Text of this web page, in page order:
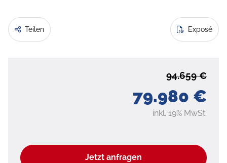
Teilen Exposé
79.980 €
94.659 €
inkl. 19% MwSt.
Jetzt anfragen